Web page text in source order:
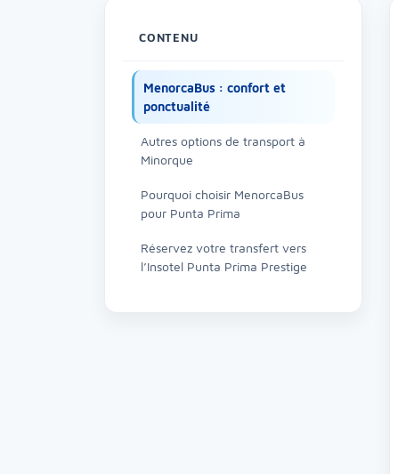
CONTENU
MenorcaBus : confort et
ponctualité
Autres options de transport à
Minorque
Pourquoi choisir MenorcaBus
pour Punta Prima
Réservez votre transfert vers
l’Insotel Punta Prima Prestige